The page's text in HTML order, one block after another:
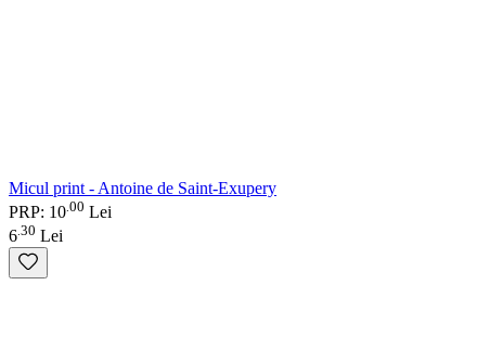
Micul print - Antoine de Saint-Exupery
PRP: 10 00 Lei
6 30 Lei